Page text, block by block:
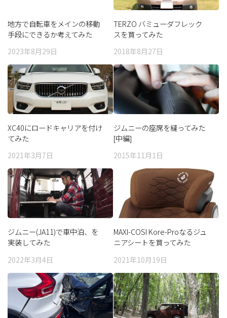
地方で自転車をメインの移動
手段にできるか考えてみた
2023年8月29日
TERZO バミューダフレック
スを買ってみた
2018年8月27日
XC40にロードキャリアを付け
てみた
2021年3月7日
ジムニーの座席を縫ってみた
[中編]
2015年11月1日
ジムニー(JA11)で車中泊、を
実装してみた
2022年3月4日
MAXI-COSI Kore-Proなるジュ
ニアシートを買ってみた
2021年10月19日